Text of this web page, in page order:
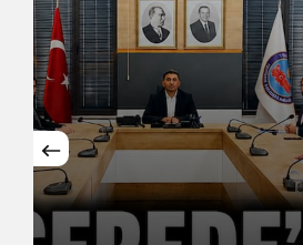
Gündüz Modu
Gündüz modunu seçin.
Gece Modu
Gece modunu seçin.
Sistem Modu
Sistem modunu seçin.